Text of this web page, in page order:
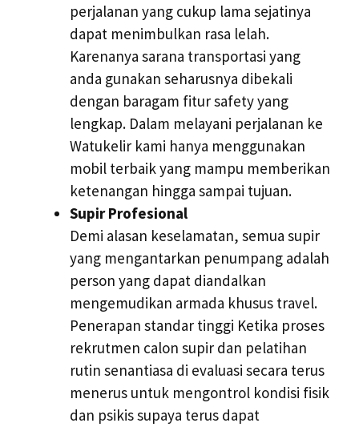
perjalanan yang cukup lama sejatinya
dapat menimbulkan rasa lelah.
Karenanya sarana transportasi yang
anda gunakan seharusnya dibekali
dengan baragam fitur safety yang
lengkap. Dalam melayani perjalanan ke
Watukelir kami hanya menggunakan
mobil terbaik yang mampu memberikan
ketenangan hingga sampai tujuan.
Supir Profesional
Demi alasan keselamatan, semua supir
yang mengantarkan penumpang adalah
person yang dapat diandalkan
mengemudikan armada khusus travel.
Penerapan standar tinggi Ketika proses
rekrutmen calon supir dan pelatihan
rutin senantiasa di evaluasi secara terus
menerus untuk mengontrol kondisi fisik
dan psikis supaya terus dapat